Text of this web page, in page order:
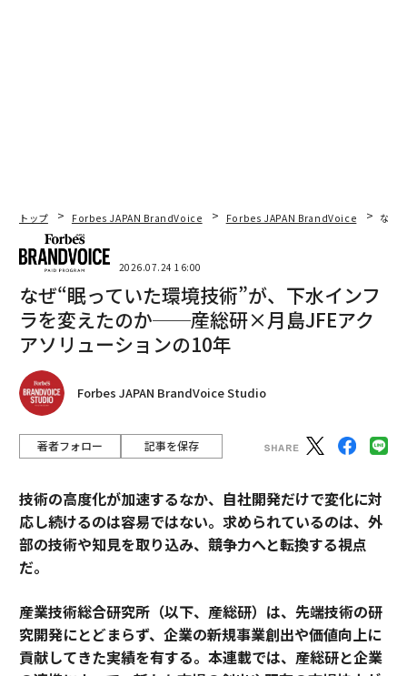
トップ Forbes JAPAN BrandVoice Forbes JAPAN BrandVoice なぜ
2026.07.24 16:00
なぜ“眠っていた環境技術”が、下水インフ
ラを変えたのか──産総研×月島JFEアク
アソリューションの10年
Forbes JAPAN BrandVoice Studio
著者フォロー 記事を保存
技術の高度化が加速するなか、自社開発だけで変化に対
応し続けるのは容易ではない。求められているのは、外
部の技術や知見を取り込み、競争力へと転換する視点
だ。
産業技術総合研究所（以下、産総研）は、先端技術の研
究開発にとどまらず、企業の新規事業創出や価値向上に
貢献してきた実績を有する。本連載では、産総研と企業